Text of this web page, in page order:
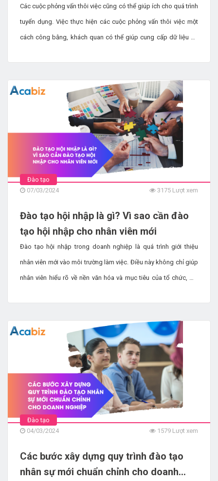
viên
Các cuộc phỏng vấn thôi việc cũng có thể giúp ích cho quá trình
tuyển dụng. Việc thực hiện các cuộc phỏng vấn thôi việc một
cách công bằng, khách quan có thể giúp cung cấp dữ liệu để
chuyên gia đào tạo và phát triển (L&D) hợp tác với quản lý nhân
tài, họ có thể sử dụng những hiểu biết sâu sắc từ các cuộc
phỏng vấn thôi việc để cải thiện trải nghiệm đào tạo trong tổ
Đào tạo
07/03/2024
3175 Lượt xem
Đào tạo hội nhập là gì? Vì sao cần đào
tạo hội nhập cho nhân viên mới
Đào tạo hội nhập trong doanh nghiệp là quá trình giới thiệu
nhân viên mới vào môi trường làm việc. Điều này không chỉ giúp
nhân viên hiểu rõ về nền văn hóa và mục tiêu của tổ chức, mà
nhập trong doanh nghiệp qua bài viết dưới đây.
Đào tạo
04/03/2024
1579 Lượt xem
Các bước xây dựng quy trình đào tạo
nhân sự mới chuẩn chỉnh cho doanh